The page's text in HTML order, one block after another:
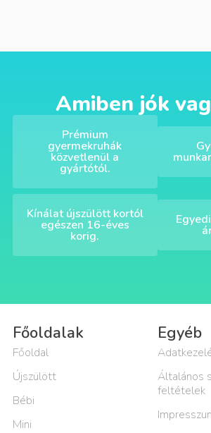
Amiben jók
Prémium
gyermekruhák
közvetlenül a
gyártótól.
Kínálat újszülött kortól
egészen 16-éves
korig.
Főoldalak
Főoldal
Újszülött
Bébi
Mini
Egyéb
Általános
feltételek